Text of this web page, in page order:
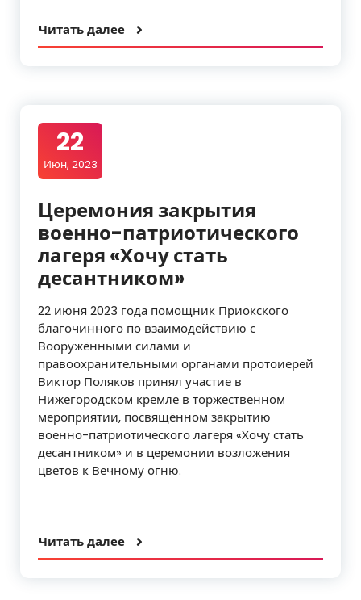
Читать далее
22
Июн, 2023
Церемония закрытия
военно-патриотического
лагеря «Хочу стать
десантником»
22 июня 2023 года помощник Приокского
благочинного по взаимодействию с
Вооружёнными силами и
правоохранительными органами протоиерей
Виктор Поляков принял участие в
Нижегородском кремле в торжественном
мероприятии, посвящённом закрытию
военно-патриотического лагеря «Хочу стать
десантником» и в церемонии возложения
цветов к Вечному огню.
Читать далее